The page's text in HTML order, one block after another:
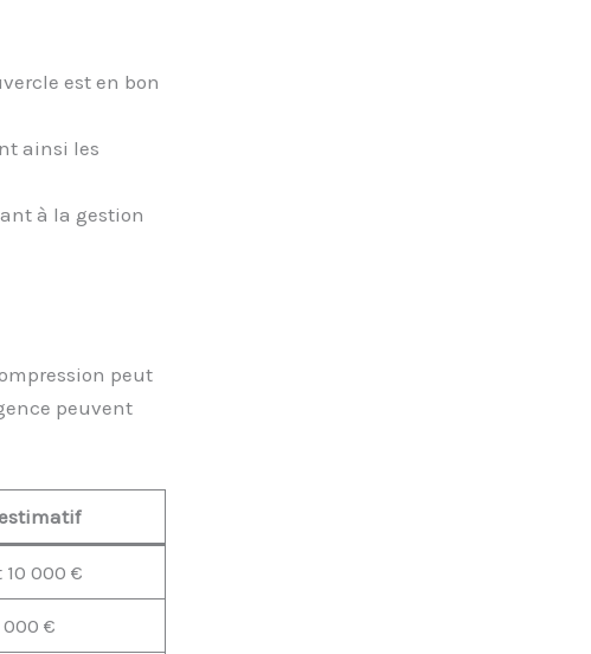
est en bon
ainsi les
à la gestion
peut
peuvent
000 €
000 €